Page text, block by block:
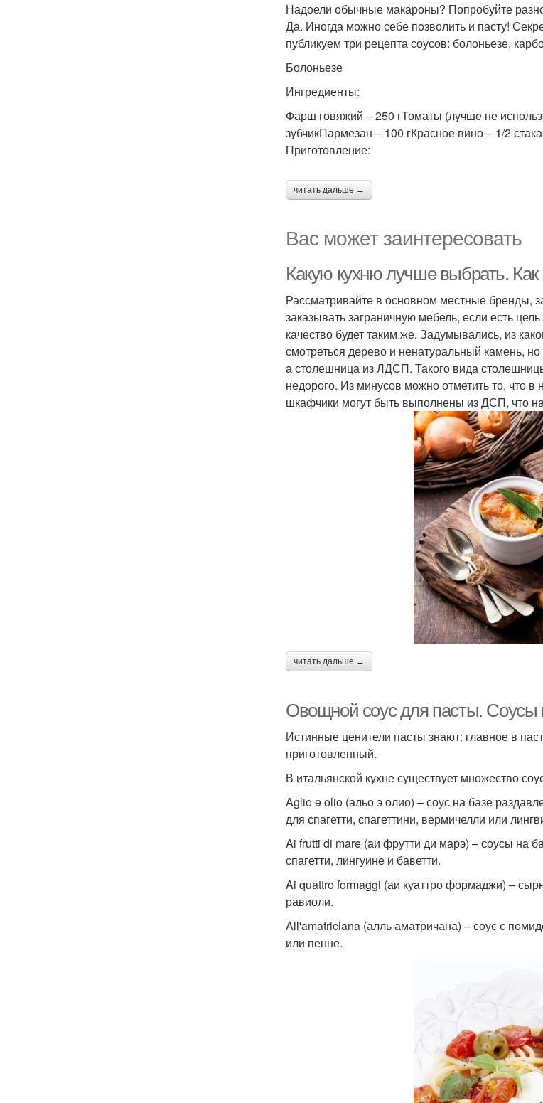
Надоели обычные макароны? Попробуйте
Да. Иногда можно себе позволить и пасту!
публикуем три рецепта соусов: болоньезе,
Болоньезе
Ингредиенты:
Фарш говяжий – 250 гТоматы (лучше не
зубчикПармезан – 100 гКрасное вино – 1/2
Приготовление:
читать дальше →
Вас может заинтересовать
Какую кухню лучше выбрать.
Рассматривайте в основном местные бренды,
заказывать заграничную мебель, если есть
качество будет таким же. Задумывались, из
смотреться дерево и ненатуральный камень,
а столешница из ЛДСП. Такого вида
недорого. Из минусов можно отметить то, что
шкафчики могут быть выполнены из ДСП, что
читать дальше →
Овощной соус для пасты. Соусы
Истинные ценители пасты знают: главное в
приготовленный.
В итальянской кухне существует множество
Aglio e olio (альо э олио) – соус на базе
для спагетти, спагеттини, вермичелли или
Ai frutti di mare (аи фрутти ди марэ) – соусы на
спагетти, лингуине и баветти.
Ai quattro formaggi (аи куаттро формаджи) –
равиоли.
All'amatriciana (алль аматричана) – соус с
или пенне.